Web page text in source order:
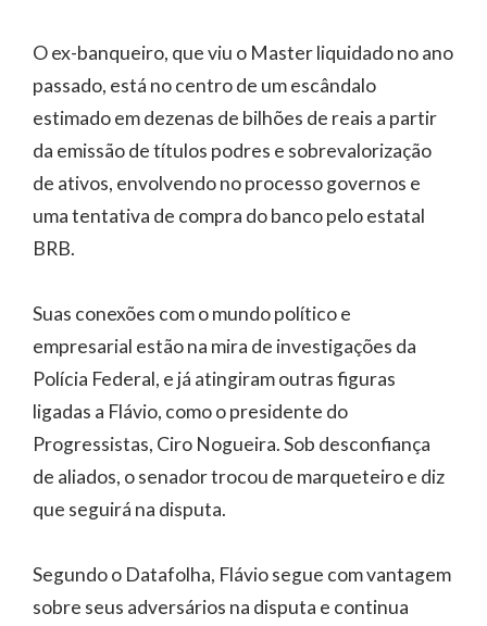
O ex-banqueiro, que viu o Master liquidado no ano
passado, está no centro de um escândalo
estimado em dezenas de bilhões de reais a partir
da emissão de títulos podres e sobrevalorização
de ativos, envolvendo no processo governos e
uma tentativa de compra do banco pelo estatal
BRB.
Suas conexões com o mundo político e
empresarial estão na mira de investigações da
Polícia Federal, e já atingiram outras figuras
ligadas a Flávio, como o presidente do
Progressistas, Ciro Nogueira. Sob desconfiança
de aliados, o senador trocou de marqueteiro e diz
que seguirá na disputa.
Segundo o Datafolha, Flávio segue com vantagem
sobre seus adversários na disputa e continua